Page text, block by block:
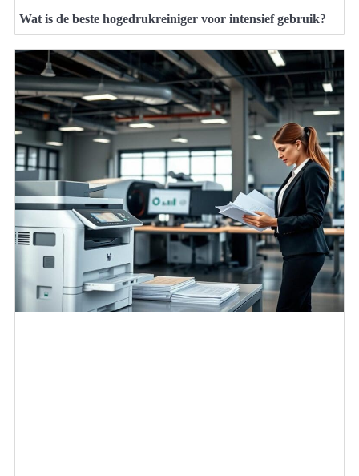
Wat is de beste hogedrukreiniger voor intensief gebruik?